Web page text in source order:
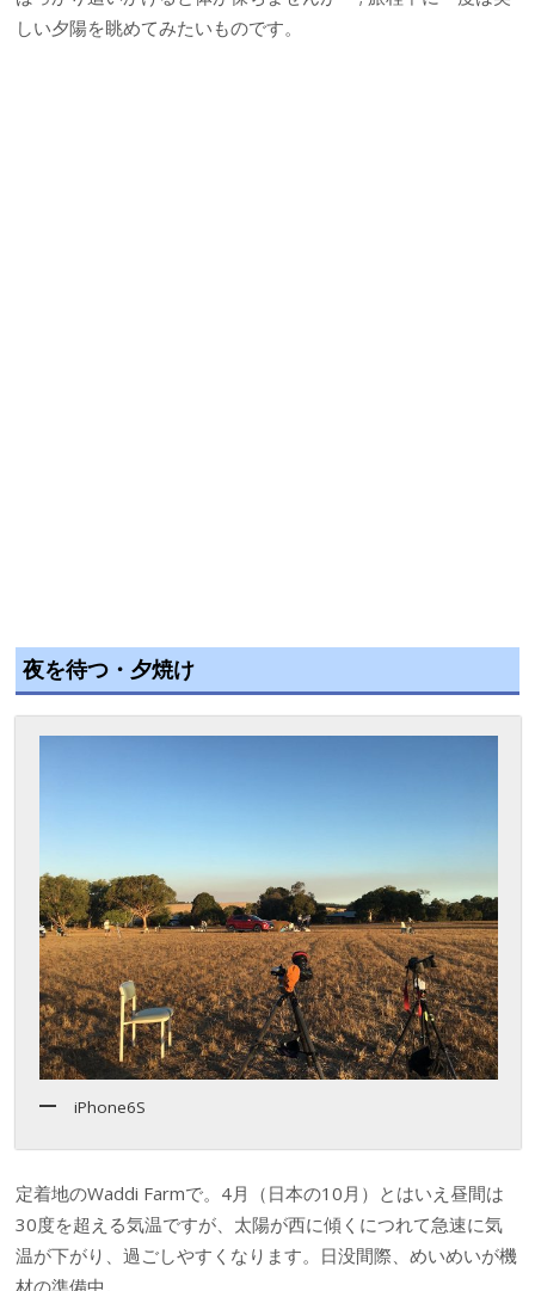
しい夕陽を眺めてみたいものです。
夜を待つ・夕焼け
iPhone6S
定着地のWaddi Farmで。4月（日本の10月）とはいえ昼間は
30度を超える気温ですが、太陽が西に傾くにつれて急速に気
温が下がり、過ごしやすくなります。日没間際、めいめいが機